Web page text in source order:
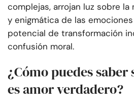
complejas, arrojan luz sobre
y enigmática de las
potencial de transformación
confusión moral.
¿Cómo puedes
es amor verdadero?